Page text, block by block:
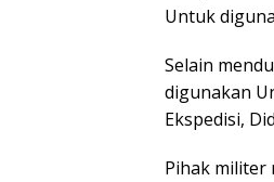
Untuk
Selain
digunakan
Ekspedisi,
Pihak militer